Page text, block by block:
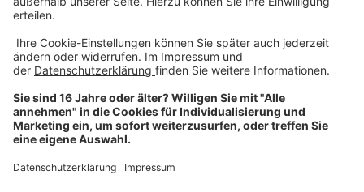
Über uns
Dehner Unternehmen
Jobs bei Dehner